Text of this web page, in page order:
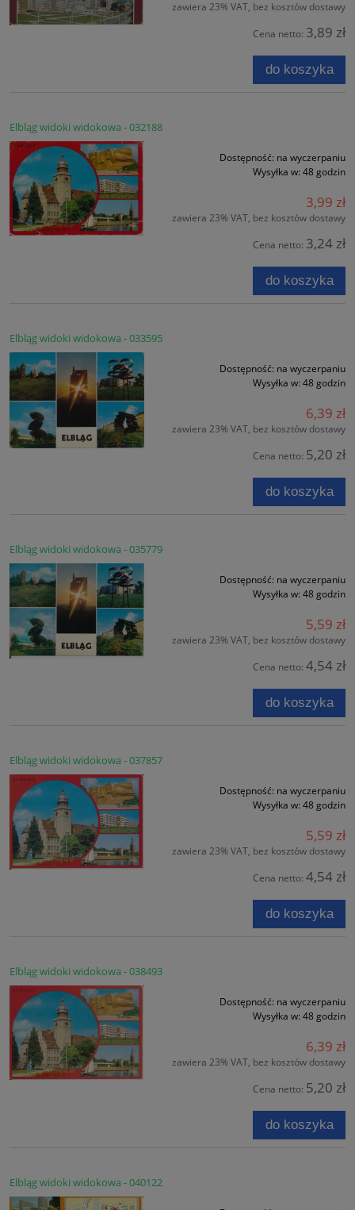
zawiera 23% VAT, bez kosztów dostawy
Cena netto: 3,89 zł
do koszyka
Elbląg widoki widokowa - 032188
Dostępność: na wyczerpaniu
Wysyłka w: 48 godzin
3,99 zł
zawiera 23% VAT, bez kosztów dostawy
Cena netto: 3,24 zł
do koszyka
Elbląg widoki widokowa - 033595
Dostępność: na wyczerpaniu
Wysyłka w: 48 godzin
6,39 zł
zawiera 23% VAT, bez kosztów dostawy
Cena netto: 5,20 zł
do koszyka
Elbląg widoki widokowa - 035779
Dostępność: na wyczerpaniu
Wysyłka w: 48 godzin
5,59 zł
zawiera 23% VAT, bez kosztów dostawy
Cena netto: 4,54 zł
do koszyka
Elbląg widoki widokowa - 037857
Dostępność: na wyczerpaniu
Wysyłka w: 48 godzin
5,59 zł
zawiera 23% VAT, bez kosztów dostawy
Cena netto: 4,54 zł
do koszyka
Elbląg widoki widokowa - 038493
Dostępność: na wyczerpaniu
Wysyłka w: 48 godzin
6,39 zł
zawiera 23% VAT, bez kosztów dostawy
Cena netto: 5,20 zł
do koszyka
Elbląg widoki widokowa - 040122